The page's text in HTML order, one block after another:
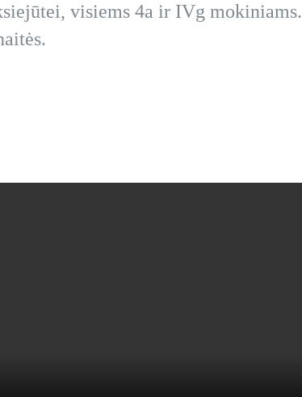
visiems 4a ir IVg mokiniams.